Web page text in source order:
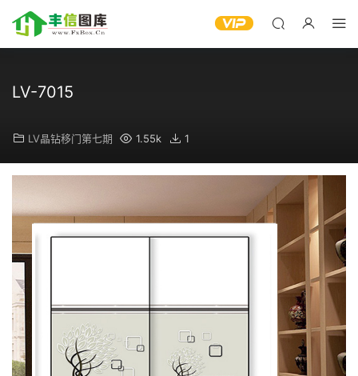
LV-7015
LV晶钻移门第七期 1.55k 1